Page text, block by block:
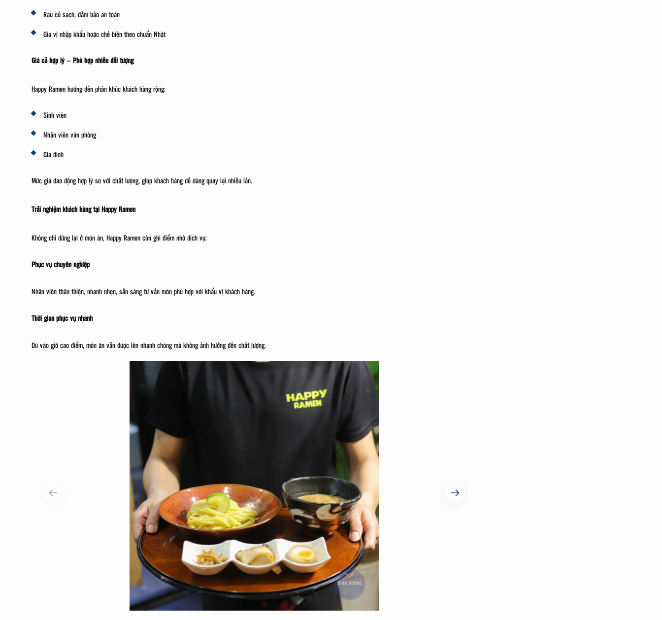
Rau củ sạch, đảm bảo an toàn
Gia vị nhập khẩu hoặc chế biến theo chuẩn Nhật
Giá cả hợp lý – Phù hợp nhiều đối tượng
Happy Ramen hướng đến phân khúc khách hàng rộng:
Sinh viên
Nhân viên văn phòng
Gia đình
Mức giá dao động hợp lý so với chất lượng, giúp khách hàng dễ dàng quay lại nhiều lần.
Trải nghiệm khách hàng tại Happy Ramen
Không chỉ dừng lại ở món ăn, Happy Ramen còn ghi điểm nhờ dịch vụ:
Phục vụ chuyên nghiệp
Nhân viên thân thiện, nhanh nhẹn, sẵn sàng tư vấn món phù hợp với khẩu vị khách hàng.
Thời gian phục vụ nhanh
Dù vào giờ cao điểm, món ăn vẫn được lên nhanh chóng mà không ảnh hưởng đến chất lượng.